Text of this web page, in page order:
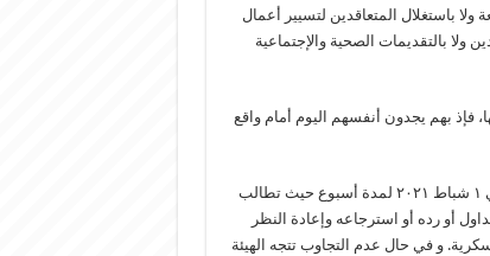
باستغلال المتعاقدين لتسيير أعمال
بالتقديمات الصحية والإجتماعية
فإذ بهم يجدون أنفسهم اليوم أمام واقع
بناء عليه قررت الهيئة التنفيذية إعلان إضراب تحذيري ابتداء من يوم الاثنين في ١ شباط ٢٠٢١ لمدة أسبوع حيث تطالب
أو رده أو استرجاعه وإعادة النظر
و في حال عدم التجاوب تتجه الهيئة